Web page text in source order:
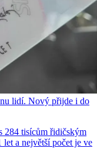
lidí. Nový přijde i do
284 tisícům řidičským
a největší počet je ve